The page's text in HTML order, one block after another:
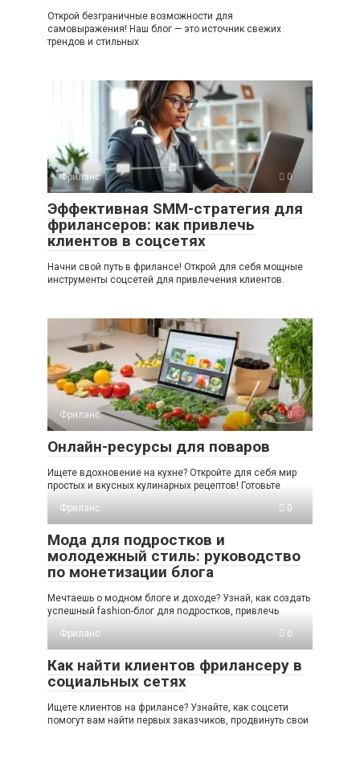
Открой безграничные возможности для
самовыражения! Наш блог — это источник свежих
трендов и стильных
Фриланс 0
Эффективная SMM-стратегия для
фрилансеров: как привлечь
клиентов в соцсетях
Начни свой путь в фрилансе! Открой для себя мощные
инструменты соцсетей для привлечения клиентов.
Фриланс 0
Онлайн-ресурсы для поваров
Ищете вдохновение на кухне? Откройте для себя мир
простых и вкусных кулинарных рецептов! Готовьте
Фриланс
0
Мода для подростков и
молодежный стиль: руководство
по монетизации блога
Мечтаешь о модном блоге и доходе? Узнай, как создать
успешный fashion-блог для подростков, привлечь
Фриланс
0
Как найти клиентов фрилансеру в
социальных сетях
Ищете клиентов на фрилансе? Узнайте, как соцсети
помогут вам найти первых заказчиков, продвинуть свои